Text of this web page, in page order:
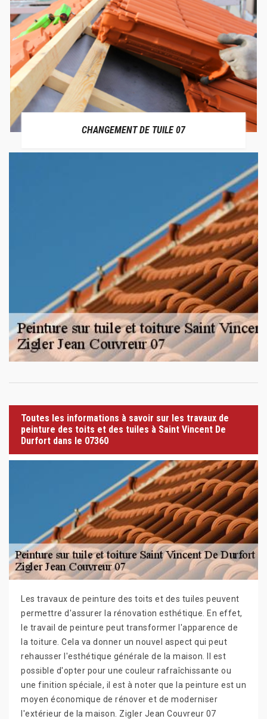
CHANGEMENT DE TUILE 07
Toutes les informations à savoir sur les travaux de
peinture des toits et des tuiles à Saint Vincent De
Durfort dans le 07360
Les travaux de peinture des toits et des tuiles peuvent
permettre d'assurer la rénovation esthétique. En effet,
le travail de peinture peut transformer l'apparence de
la toiture. Cela va donner un nouvel aspect qui peut
rehausser l'esthétique générale de la maison. Il est
possible d'opter pour une couleur rafraîchissante ou
une finition spéciale, il est à noter que la peinture est un
moyen économique de rénover et de moderniser
l'extérieur de la maison. Zigler Jean Couvreur 07